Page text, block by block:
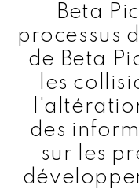
Beta
processus
de Beta
les
des
sur les